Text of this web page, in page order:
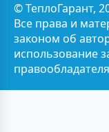
© ТеплоГарант,
Все права и
законом об
использование